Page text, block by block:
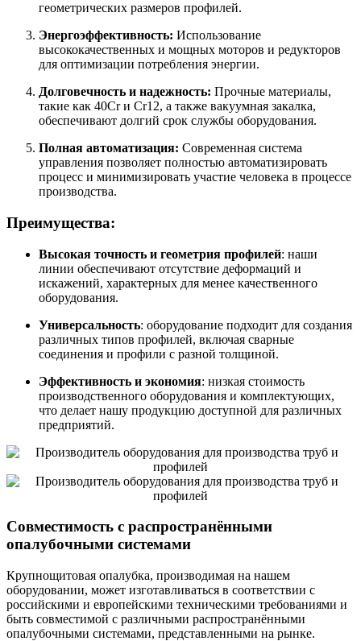
геометрических размеров профилей.
Энергоэффективность: Использование
высококачественных и мощных моторов и редукторов
для оптимизации потребления энергии.
Долговечность и надежность: Прочные материалы,
такие как 40Cr и Cr12, а также вакуумная закалка,
обеспечивают долгий срок службы оборудования.
Полная автоматизация: Современная система
управления позволяет полностью автоматизировать
процесс и минимизировать участие человека в процессе
производства.
Преимущества:
Высокая точность и геометрия профилей: наши
линии обеспечивают отсутствие деформаций и
искажений, характерных для менее качественного
оборудования.
Универсальность: оборудование подходит для создания
различных типов профилей, включая сварные
соединения и профили с разной толщиной.
Эффективность и экономия: низкая стоимость
производственного оборудования и комплектующих,
что делает нашу продукцию доступной для различных
предприятий.
Совместимость с распространёнными
опалубочными системами
Крупнощитовая опалубка, производимая на нашем
оборудовании, может изготавливаться в соответствии с
российскими и европейскими техническими требованиями и
быть совместимой с различными распространёнными
опалубочными системами, представленными на рынке.